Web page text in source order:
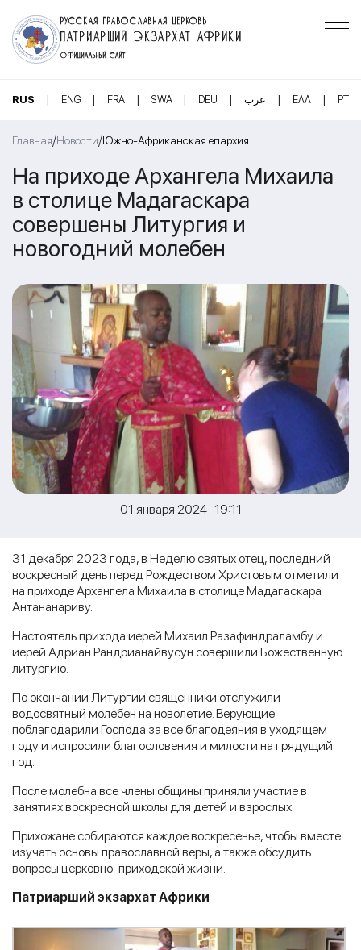
РУССКАЯ ПРАВОСЛАВНАЯ ЦЕРКОВЬ
ПАТРИАРШИЙ ЭКЗАРХАТ АФРИКИ
ОФИЦИАЛЬНЫЙ САЙТ
RUS | ENG | FRA | SWA | DEU | عرب | ΕΛΛ | PT
Главная/Новости/Южно-Африканская епархия
На приходе Архангела Михаила
в столице Мадагаскара
совершены Литургия и
новогодний молебен
01 января 2024 19:11
31 декабря 2023 года, в Неделю святых отец, последний
воскресный день перед Рождеством Христовым отметили
на приходе Архангела Михаила в столице Мадагаскара
Антананариву.
Настоятель прихода иерей Михаил Разафиндраламбу и
иерей Адриан Рандрианайвусун совершили Божественную
литургию.
По окончании Литургии священники отслужили
водосвятный молебен на новолетие. Верующие
поблагодарили Господа за все благодеяния в уходящем
году и испросили благословения и милости на грядущий
год.
После молебна все члены общины приняли участие в
занятиях воскресной школы для детей и взрослых.
Прихожане собираются каждое воскресенье, чтобы вместе
изучать основы православной веры, а также обсудить
вопросы церковно-приходской жизни.
Патриарший экзархат Африки